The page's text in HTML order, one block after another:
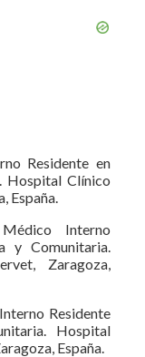
Residente en
Hospital Clínico
España.
Interno
y Comunitaria.
Zaragoza,
Residente
Hospital
España.